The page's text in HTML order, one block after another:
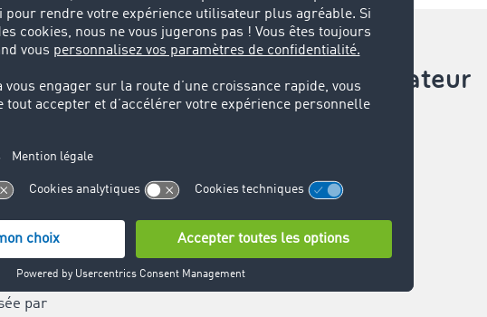
le planificateur et le calculateur
de TIMOCOM ?
par